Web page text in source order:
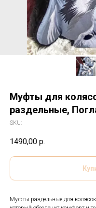
Муфты для
раздельные,
SKU:
1490,00 р.
Муфты раздельные для